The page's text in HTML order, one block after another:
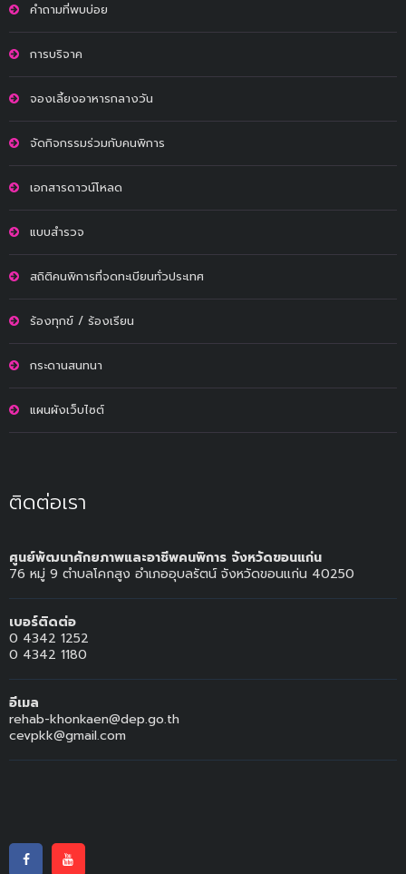
คำถามที่พบบ่อย
การบริจาค
จองเลี้ยงอาหารกลางวัน
จัดกิจกรรมร่วมกับคนพิการ
เอกสารดาวน์โหลด
แบบสำรวจ
สถิติคนพิการที่จดทะเบียนทั่วประเทศ
ร้องทุกข์ / ร้องเรียน
กระดานสนทนา
แผนผังเว็บไซต์
ติดต่อเรา
ศูนย์พัฒนาศักยภาพและอาชีพคนพิการ จังหวัดขอนแก่น
76 หมู่ 9 ตำบลโคกสูง อำเภออุบลรัตน์ จังหวัดขอนแก่น 40250
เบอร์ติดต่อ
0 4342 1252
0 4342 1180
อีเมล
rehab-khonkaen@dep.go.th
cevpkk@gmail.com